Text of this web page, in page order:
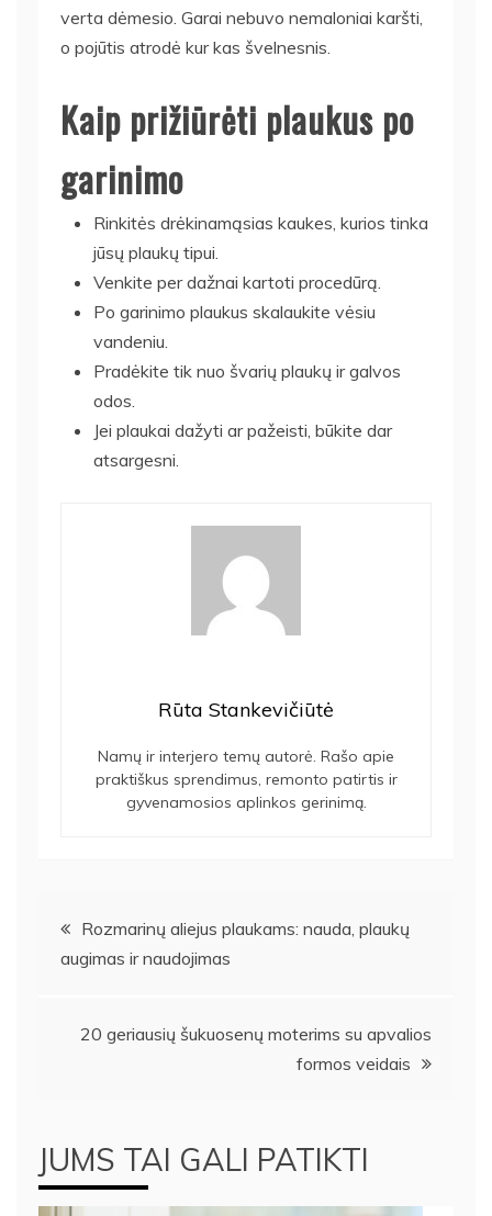
verta dėmesio. Garai nebuvo nemaloniai karšti,
o pojūtis atrodė kur kas švelnesnis.
Kaip prižiūrėti plaukus po
garinimo
Rinkitės drėkinamąsias kaukes, kurios tinka
jūsų plaukų tipui.
Venkite per dažnai kartoti procedūrą.
Po garinimo plaukus skalaukite vėsiu
vandeniu.
Pradėkite tik nuo švarių plaukų ir galvos
odos.
Jei plaukai dažyti ar pažeisti, būkite dar
atsargesni.
Rūta Stankevičiūtė
Namų ir interjero temų autorė. Rašo apie
praktiškus sprendimus, remonto patirtis ir
gyvenamosios aplinkos gerinimą.
Navigacija
tarp
įrašų
Rozmarinų aliejus plaukams: nauda, plaukų
augimas ir naudojimas
20 geriausių šukuosenų moterims su apvalios
formos veidais
JUMS TAI GALI PATIKTI